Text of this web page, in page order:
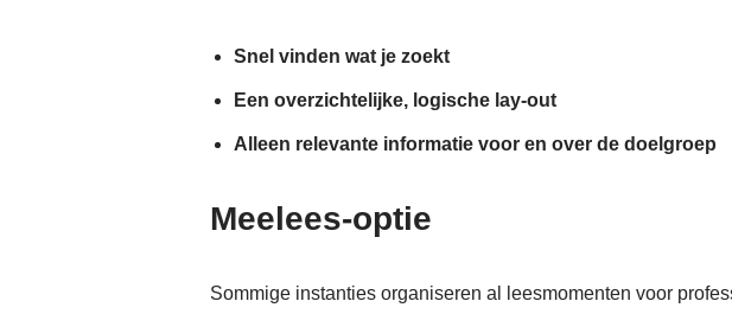
Snel vinden wat je zoekt
Een overzichtelijke, logische lay-out
Alleen relevante informatie voor en over de doelgroep
Meelees-optie
Sommige instanties organiseren al leesmomenten voor